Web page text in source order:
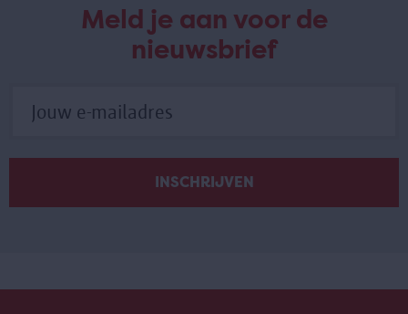
Meld je aan voor de
nieuwsbrief